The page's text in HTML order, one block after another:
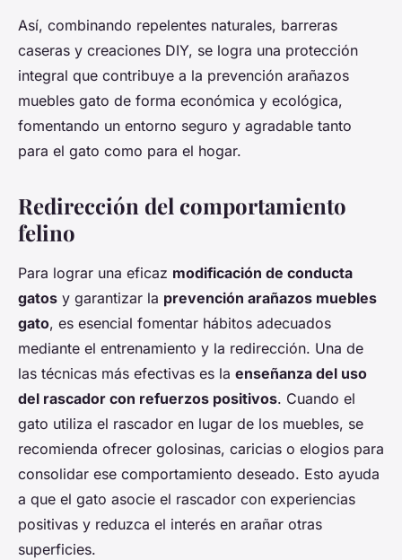
Así, combinando repelentes naturales, barreras
caseras y creaciones DIY, se logra una protección
integral que contribuye a la prevención arañazos
muebles gato de forma económica y ecológica,
fomentando un entorno seguro y agradable tanto
para el gato como para el hogar.
Redirección del comportamiento
felino
Para lograr una eficaz modificación de conducta
gatos y garantizar la prevención arañazos muebles
gato, es esencial fomentar hábitos adecuados
mediante el entrenamiento y la redirección. Una de
las técnicas más efectivas es la enseñanza del uso
del rascador con refuerzos positivos. Cuando el
gato utiliza el rascador en lugar de los muebles, se
recomienda ofrecer golosinas, caricias o elogios para
consolidar ese comportamiento deseado. Esto ayuda
a que el gato asocie el rascador con experiencias
positivas y reduzca el interés en arañar otras
superficies.